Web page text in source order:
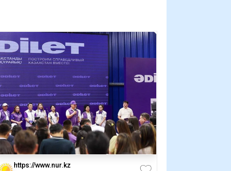
https://www.nur.kz